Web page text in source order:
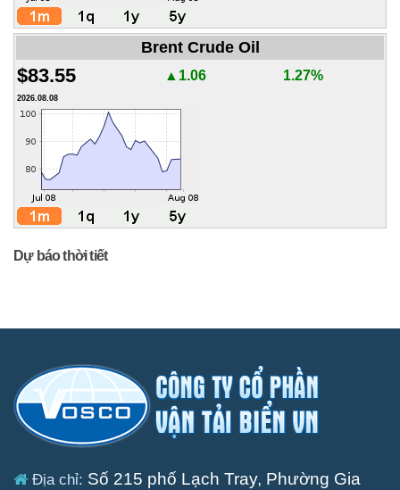
Brent Crude Oil
$83.55 ▲1.06 1.27%
2026.08.08
Dự báo thời tiết
Địa chỉ: Số 215 phố Lạch Tray, Phường Gia